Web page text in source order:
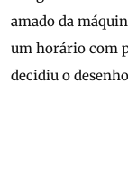
amado da
um horário com
decidiu o